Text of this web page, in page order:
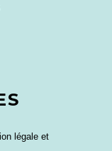
légale et